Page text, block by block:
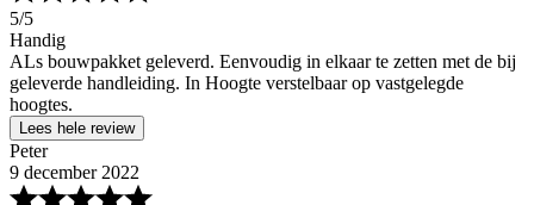
5/5
Handig
ALs bouwpakket geleverd. Eenvoudig in elkaar te zetten met de bij
geleverde handleiding. In Hoogte verstelbaar op vastgelegde
hoogtes.
Lees hele review
Peter
9 december 2022